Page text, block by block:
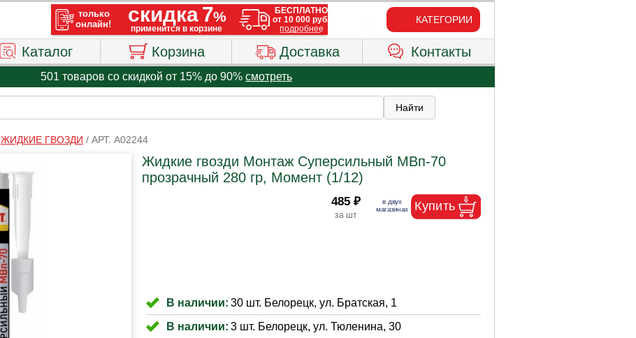
КАТЕГОРИИ
Каталог Корзина Доставка Контакты
501 товаров со скидкой от 15% до 90% смотреть
ЖИДКИЕ ГВОЗДИ / АРТ. A02244
Жидкие гвозди Монтаж Суперсильный МВп-70
прозрачный 280 гр, Момент (1/12)
485 ₽
В наличии: 30 шт. Белорецк, ул. Братская, 1
В наличии: 3 шт. Белорецк, ул. Тюленина, 30